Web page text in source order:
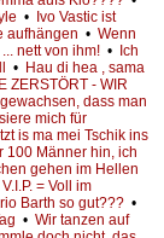
•
Ivo Vastic ist
aufhängen • Wenn
nett von ihm! •
Ich
• Hau di hea , sama
ZERSTÖRT - WIR
dass man
mich für
is ma mei Tschik ins
100 Männer hin, ich
gehen im Hellen
V.I.P. = Voll im
Barth so gut??? •
• Wir tanzen auf